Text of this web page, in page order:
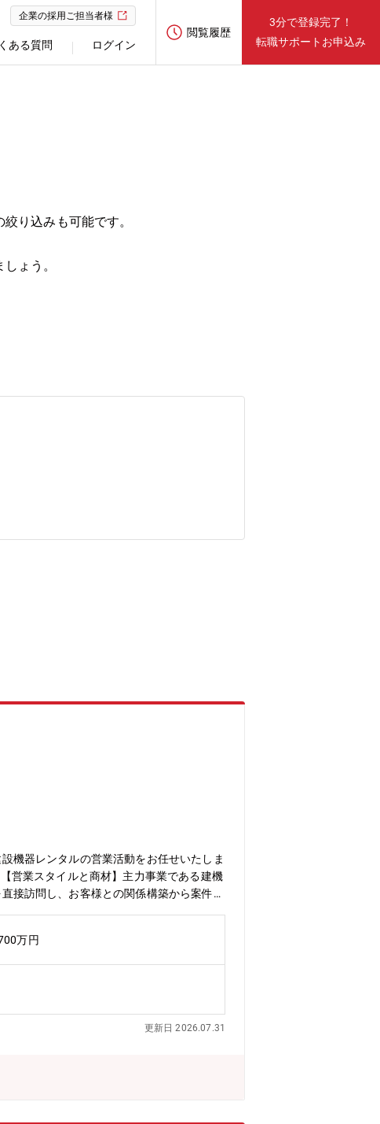
企業の採用ご担当者様
ある質問 ログイン
閲覧履歴
3分で登録完了！
転職サポートお申込み
り込みも可能です。
ょう。
機器レンタルの営業活動をお任せいたしま
営業スタイルと商材】主力事業である建機
接訪問し、お客様との関係構築から案件受
があり、常に新しい知識が身に着く環境で
ル事業のパイオニアである同社。その事業
を受け、事業分野も着々と発展してきまし
動する成長への情熱を持ち、会社と共に
万円
更新日 2026.07.31